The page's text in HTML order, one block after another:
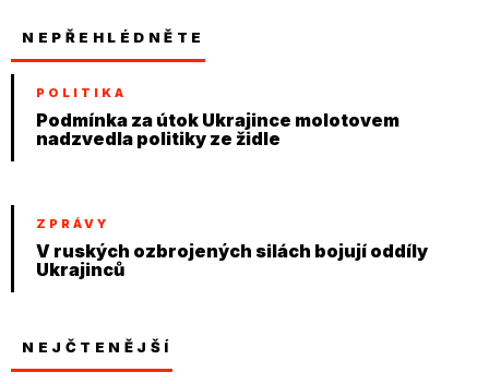
NEPŘEHLÉDNĚTE
POLITIKA
Podmínka za útok Ukrajince molotovem
nadzvedla politiky ze židle
ZPRÁVY
V ruských ozbrojených silách bojují oddíly
Ukrajinců
NEJČTENĚJŠÍ